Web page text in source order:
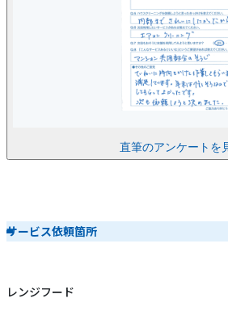
直筆のアンケートを
サービス依頼箇所
レンジフード